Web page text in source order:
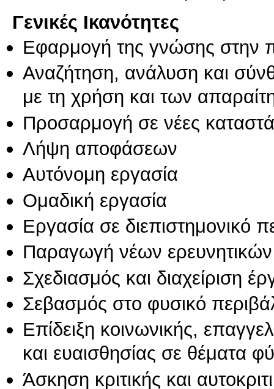
Γενικές Ικανότητες
Εφαρμογή της γνώσης στην
Αναζήτηση, ανάλυση και
με τη χρήση και των
Προσαρμογή σε νέες
Λήψη αποφάσεων
Αυτόνομη εργασία
Ομαδική εργασία
Εργασία σε διεπιστημονικό
Παραγωγή νέων
Σχεδιασμός και διαχείριση
Σεβασμός στο φυσικό
Επίδειξη κοινωνικής,
και ευαισθησίας σε θέματα
Άσκηση κριτικής και